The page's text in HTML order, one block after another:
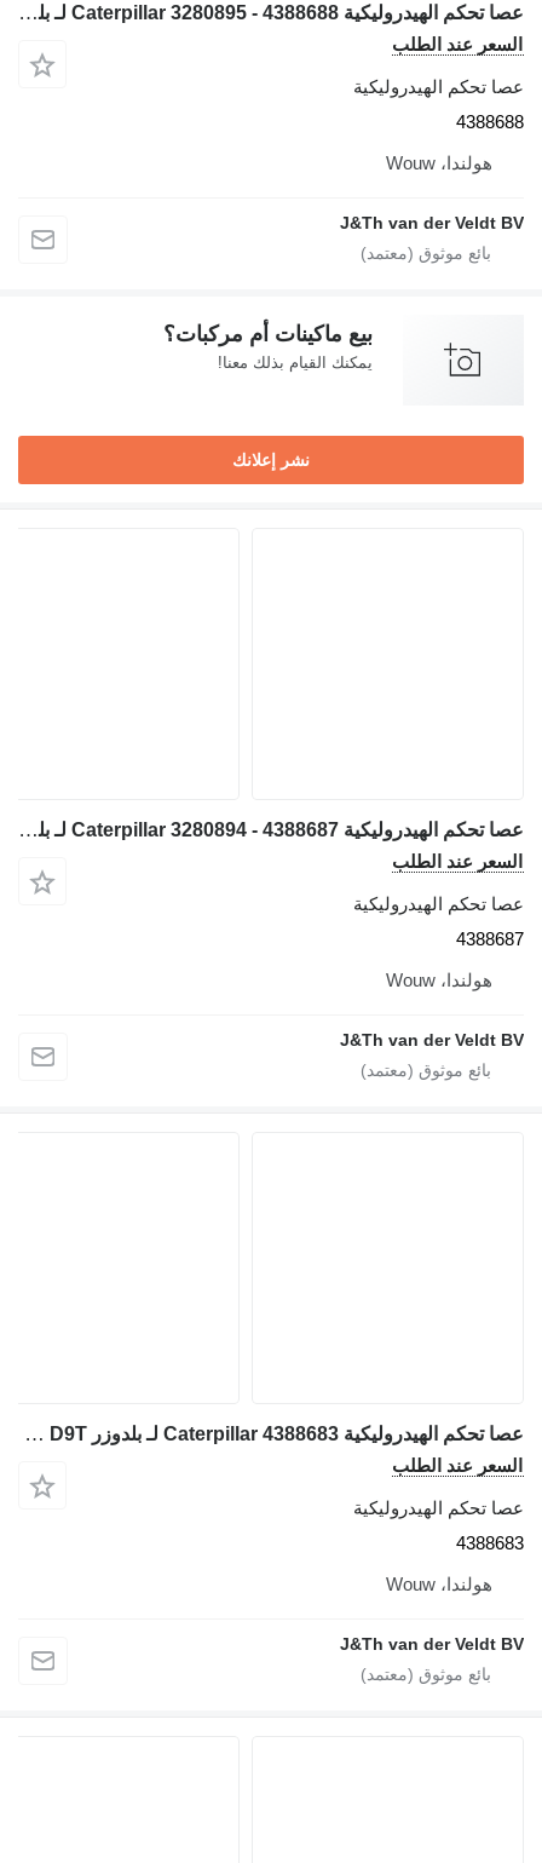
عصا تحكم الهيدروليكية Caterpillar 3280895 - 4388688 لـ بلدوزر Caterpillar D3K D4K D5K D6K D6K2
السعر عند الطلب
عصا تحكم الهيدروليكية
4388688
هولندا، Wouw
J&Th van der Veldt BV
بيع ماكينات أم مركبات؟
يمكنك القيام بذلك معنا!
نشر إعلانك
عصا تحكم الهيدروليكية Caterpillar 3280894 - 4388687 لـ بلدوزر Caterpillar D9 D6N D6T D8T D9T D6TXL D6TXW D6NLPG D6TLGP
السعر عند الطلب
عصا تحكم الهيدروليكية
4388687
هولندا، Wouw
J&Th van der Veldt BV
عصا تحكم الهيدروليكية Caterpillar 4388683 لـ بلدوزر Caterpillar D9 D6N D6T D8T D9T
السعر عند الطلب
عصا تحكم الهيدروليكية
4388683
هولندا، Wouw
J&Th van der Veldt BV